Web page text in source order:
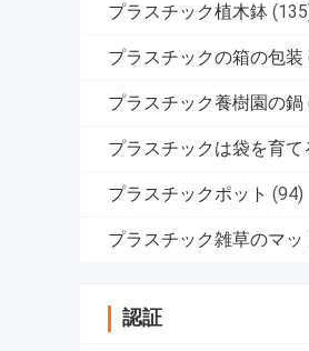
プラスチック植木鉢
プラスチックの箱の包装
プラスチック養樹園の鍋
プラスチックは袋を育て
プラスチックポット (94)
プラスチック雑草のマッ
認証